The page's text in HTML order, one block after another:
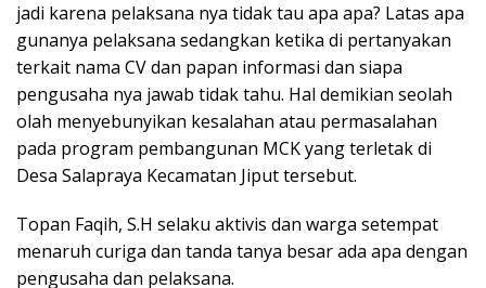
jadi karena pelaksana nya tidak tau apa apa? Latas apa
gunanya pelaksana sedangkan ketika di pertanyakan
terkait nama CV dan papan informasi dan siapa
pengusaha nya jawab tidak tahu. Hal demikian seolah
olah menyebunyikan kesalahan atau permasalahan
pada program pembangunan MCK yang terletak di
Desa Salapraya Kecamatan Jiput tersebut.
Topan Faqih, S.H selaku aktivis dan warga setempat
menaruh curiga dan tanda tanya besar ada apa dengan
pengusaha dan pelaksana.